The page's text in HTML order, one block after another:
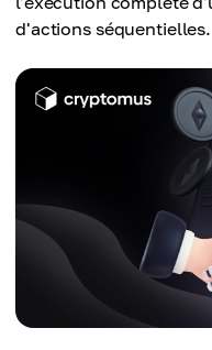
d'actions séquentielles.